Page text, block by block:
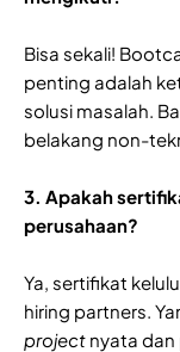
Bisa sekali!
penting adalah
solusi masalah.
belakang non-
3. Apakah
perusahaan?
Ya, sertifikat
hiring partners.
project nyata